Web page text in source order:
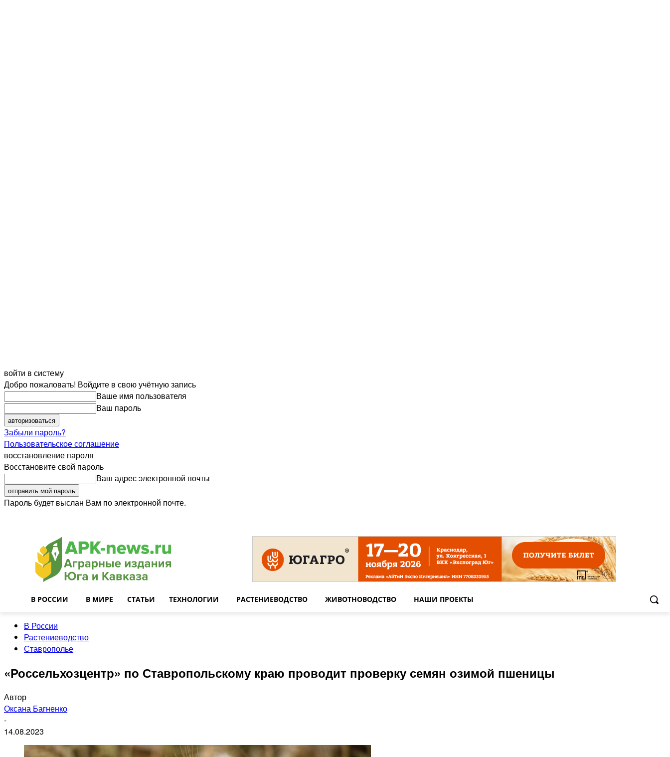
войти в систему
Добро пожаловать! Войдите в свою учётную запись
Ваше имя пользователя
Ваш пароль
Забыли пароль?
Пользовательское соглашение
восстановление пароля
Восстановите свой пароль
Ваш адрес электронной почты
Пароль будет выслан Вам по электронной почте.
В РОССИИ В МИРЕ СТАТЬИ ТЕХНОЛОГИИ РАСТЕНИЕВОДСТВО ЖИВОТНОВОДСТВО НАШИ ПРОЕКТЫ
В России
Растениеводство
Ставрополье
«Россельхозцентр» по Ставропольскому краю проводит проверку семян озимой пшеницы
Автор
Оксана Багненко
-
14.08.2023